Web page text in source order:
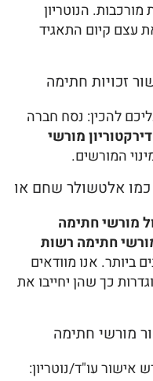
הנוטריון
קיום התאגיד
זכויות חתימה
להכין: נסח חברה
מורשי
המורשים.
אלטשולר שחם או
מורשי חתימה
חתימה רשות
ביותר. אנו מוודאים
כך שהן יחייבו את
מורשי חתימה
אישור עו"ד/נוטריון: